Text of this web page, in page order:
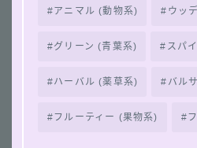
アニマル (動物系) ウッ
グリーン (青葉系) スパ
ハーバル (薬草系) バル
フルーティー (果物系)